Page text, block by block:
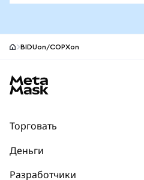
BIDUon/COPXon
Торговать
Деньги
Разработчики